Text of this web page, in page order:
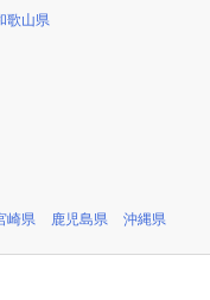
歌山県
崎県 鹿児島県 沖縄県